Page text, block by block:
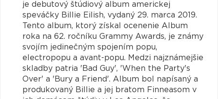
je debutový štúdiový album americkej
speváčky Billie Eilish, vydaný 29. marca 2019.
Tento album, ktorý získal ocenenie Album
roka na 62. ročníku Grammy Awards, je známy
svojím jedinečným spojením popu,
electropopu a avant-popu. Medzi najznámejšie
skladby patria 'Bad Guy', 'When the Party's
Over' a 'Bury a Friend'. Album bol napísaný a
produkovaný Billie a jej bratom Finneasom v